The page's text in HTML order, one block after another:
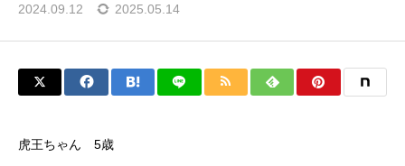
2024.09.12 2025.05.14
虎王ちゃん 5歳